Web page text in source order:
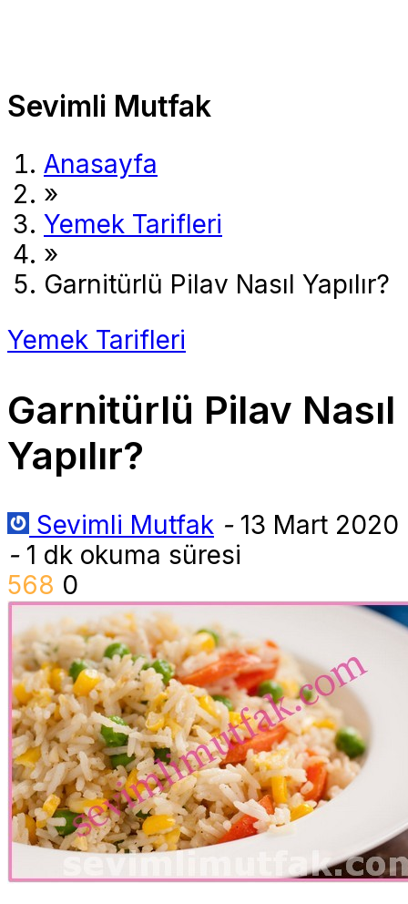
Sevimli Mutfak
Anasayfa
»
Yemek Tarifleri
»
Garnitürlü Pilav Nasıl Yapılır?
Yemek Tarifleri
Garnitürlü Pilav Nasıl
Yapılır?
Sevimli Mutfak - 13 Mart 2020
-1 dk okuma süresi
568 0